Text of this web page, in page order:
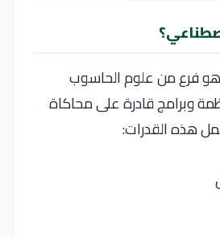
هو فرع من علوم الحاسوب
وبرامج قادرة على محاكاة
هذه القدرات: